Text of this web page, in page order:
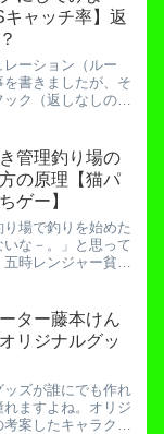
ャッチ率】返
ーション（ルー
書きましたが、そ
ク（返しなしの
す。しかし同時に
体にかかっ...
管理釣り場の
の原理【猫パ
ゲー】
り場で釣りを始めた
な－。」と思って
時レンジャー貧乏
します。「魚なん
、「エサ...
ター藤本けん
リジナルグッ
ズが誰にでも作れ
ますよね。オリジ
案したキャラクタ